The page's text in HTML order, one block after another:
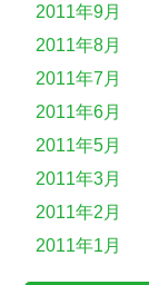
2011年9月
2011年8月
2011年7月
2011年6月
2011年5月
2011年3月
2011年2月
2011年1月